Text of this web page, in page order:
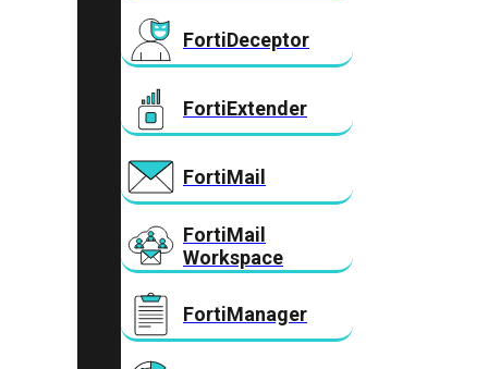
FortiDeceptor
FortiExtender
FortiMail
FortiMail
Workspace
FortiManager